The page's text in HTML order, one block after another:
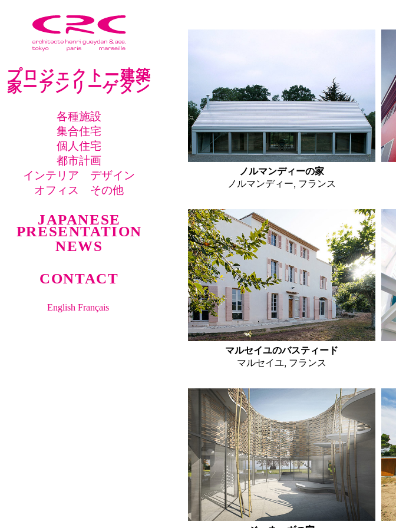
プロジェクトー建築
家ーアンリーゲダン
各種施設
集合住宅
個人住宅
都市計画
インテリア デザイン
オフィス その他
JAPANESE
PRESENTATION
NEWS
CONTACT
English Français
ノルマンディーの家
ノルマンディー, フランス
マルセイユのバスティード
マルセイユ, フランス